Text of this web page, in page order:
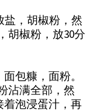
盐，胡椒粉，然
胡椒粉，放30分
包糠，面粉。
沾满全部，然
泡浸蛋汁，再